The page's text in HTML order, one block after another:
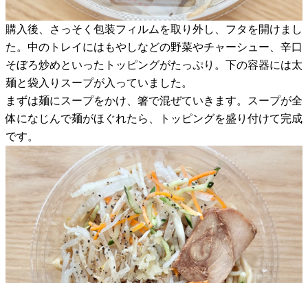
購入後、さっそく包装フィルムを取り外し、フタを開けまし
た。中のトレイにはもやしなどの野菜やチャーシュー、辛口
そぼろ炒めといったトッピングがたっぷり。下の容器には太
麺と袋入りスープが入っていました。
まずは麺にスープをかけ、箸で混ぜていきます。スープが全
体になじんで麺がほぐれたら、トッピングを盛り付けて完成
です。